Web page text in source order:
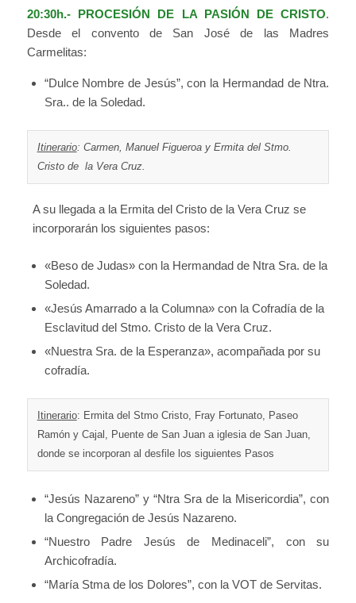
20:30h.- PROCESIÓN DE LA PASIÓN DE CRISTO.
Desde el convento de San José de las Madres
Carmelitas:
“Dulce Nombre de Jesús”, con la Hermandad de Ntra.
Sra.. de la Soledad.
Itinerario: Carmen, Manuel Figueroa y Ermita del Stmo.
Cristo de la Vera Cruz.
A su llegada a la Ermita del Cristo de la Vera Cruz se
incorporarán los siguientes pasos:
«Beso de Judas» con la Hermandad de Ntra Sra. de la
Soledad.
«Jesús Amarrado a la Columna» con la Cofradía de la
Esclavitud del Stmo. Cristo de la Vera Cruz.
«Nuestra Sra. de la Esperanza», acompañada por su
cofradía.
Itinerario: Ermita del Stmo Cristo, Fray Fortunato, Paseo
Ramón y Cajal, Puente de San Juan a iglesia de San Juan,
donde se incorporan al desfile los siguientes Pasos
“Jesús Nazareno” y “Ntra Sra de la Misericordia”, con
la Congregación de Jesús Nazareno.
“Nuestro Padre Jesús de Medinaceli”, con su
Archicofradía.
“María Stma de los Dolores”, con la VOT de Servitas.